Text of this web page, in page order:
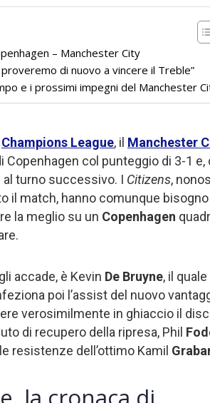
– Manchester City
di nuovo a vincere il Treble”
e i prossimi impegni del Manchester
Champions League, il Manchester
Copenhagen col punteggio di 3-1 e,
turno successivo. I Citizens,
il match, hanno comunque
la meglio su un Copenhagen
accade, è Kevin De Bruyne, il
poi l’assist del nuovo
verosimilmente in ghiaccio il
di recupero della ripresa, Phil
resistenze dell’ottimo Kamil